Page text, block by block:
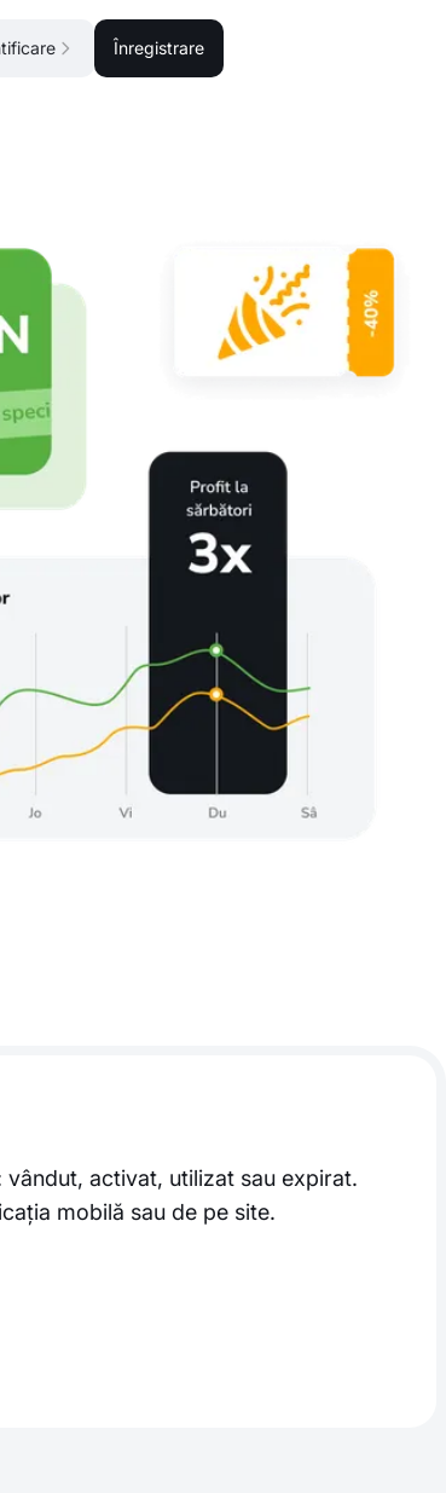
activat, utilizat sau expirat.
mobilă sau de pe site.
Înregistrare